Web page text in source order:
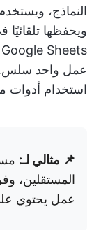
عمل واحد سلس.
استخدام أدوات
📌 مثالي لـ:
المستقلين،
عمل يحتوي